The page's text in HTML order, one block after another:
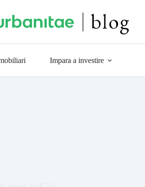
Impara a investire